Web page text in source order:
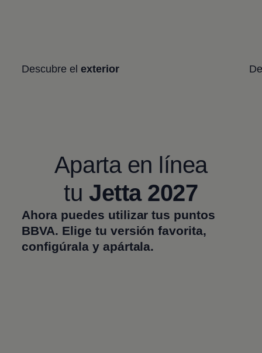
Descubre el exterior
Aparta en línea
tuJetta2027
Ahora puedes utilizar tus puntos
BBVA. Elige tu versión favorita,
configúrala y apártala.